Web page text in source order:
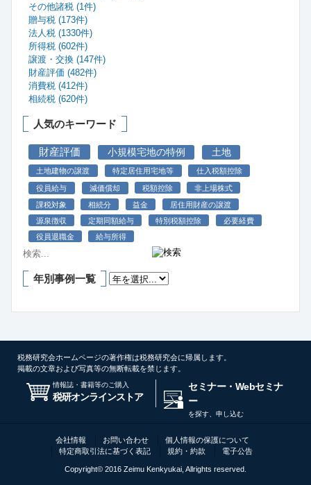
その他諸税 (1件)
贈与税 (173件)
法人税 (1330件)
所得税 (602件)
譲渡・交換 (147件)
財産評価 (482件)
消費税 (412件)
相続税 (620件)
人気のキーワード
財産評価 小規模宅地の特例 土地
土地建物の譲渡 特定居住用宅地等 仕入税額控除
役員給与 減価償却 税額控除
非上場株式
課税対象
相続分 益金
居住用財産の譲渡
源泉徴収
定期同額給与 特別税額控除
必要経費
役員退職金
給与所得
年別事例一覧
税務研究会ホームページの著作権は税務研究会に帰属します。
掲載の文章および写真等の無断転載を禁じます。
情報誌・書籍等のご購入
税研オンラインストア
セミナー・Webセミナ
ー
を探す、申し込む
会社情報 お問い合わせ
個人情報の保護について
特定商取引法に基づく表記
規約・約款 電子公告
Copyright© 2016 Zeimu Kenkyukai, Allrights reserved.